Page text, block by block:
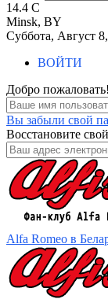
14.4 C
Minsk, BY
Суббота, Август
ВОЙТИ
Добро
Вы забыли свой
Восстановите
Alfa Romeo в